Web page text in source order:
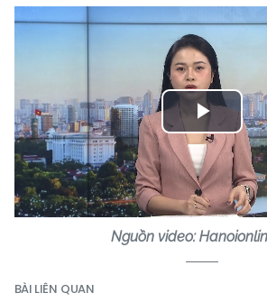
Play
Nguồn video:
BÀI LIÊN QUAN